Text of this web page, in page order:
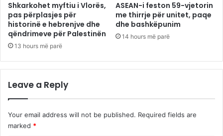
Shkarkohet myftiu i Vlorës,
pas përplasjes për
historinë e hebrenjve dhe
qëndrimeve për Palestinën
13 hours më parë
ASEAN-i feston 59-vjetorin
me thirrje për unitet, paqe
dhe bashkëpunim
14 hours më parë
Leave a Reply
Your email address will not be published. Required fields are
marked *